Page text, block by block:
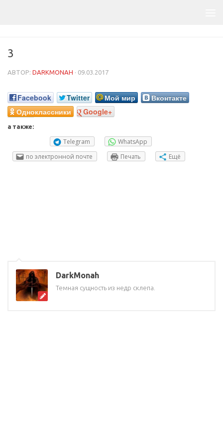
3
АВТОР: DARKMONAH · 09.03.2017
Facebook Twitter Мой мир
Вконтакте
Одноклассники
Google+
а также:
Telegram
WhatsApp
по электронной почте
Печать Ещё
DarkMonah
Темная сущность из недр склепа.